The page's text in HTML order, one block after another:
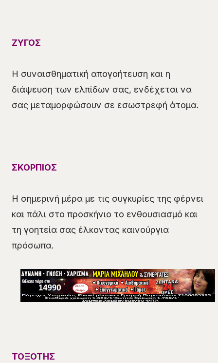
ΖΥΓΟΣ
Η συναισθηματική απογοήτευση και η
διάψευση των ελπίδων σας, ενδέχεται να
σας μεταμορφώσουν σε εσωστρεφή άτομα.
ΣΚΟΡΠΙΟΣ
Η σημερινή μέρα με τις συγκυρίες της φέρνει
και πάλι στο προσκήνιο το ενθουσιασμό και
τη γοητεία σας έλκοντας καινούργια
πρόσωπα.
ΤΟΞΟΤΗΣ